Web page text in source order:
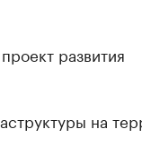
развития
на